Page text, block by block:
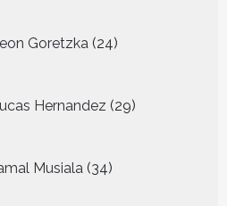
Goretzka 24
producten
Hernandez 29
producten
Musiala 34
producten